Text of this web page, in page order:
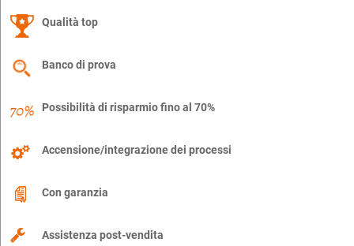
Qualità top
Banco di prova
Possibilità di risparmio fino al 70%
Accensione/integrazione dei processi
Con garanzia
Assistenza post-vendita